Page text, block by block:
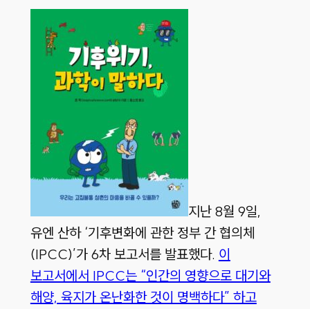
지난8월 9일,
유엔 산하‘기후변화에 관한 정부 간 협의체
(IPCC)’가6차 보고서를 발표했다. 이
보고서에서 IPCC는 “인간의 영향으로 대기와
해양, 육지가 온난화한 것이 명백하다” 하고